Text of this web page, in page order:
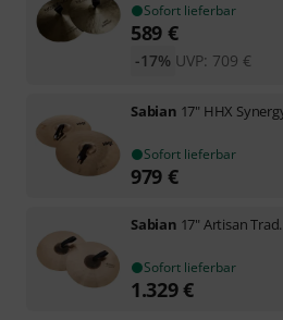
Sofort lieferbar
589 €
UVP: 709 €
-17%
Sabian 17" HHX
Sofort lieferbar
979 €
Sabian 17" Artisan
Sofort lieferbar
1.329€